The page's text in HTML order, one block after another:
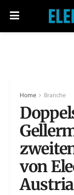
Home Branche
von